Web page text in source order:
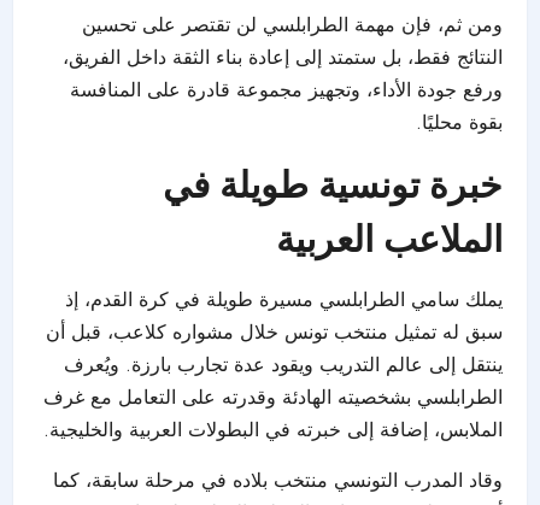
ومن ثم، فإن مهمة الطرابلسي لن تقتصر على تحسين
النتائج فقط، بل ستمتد إلى إعادة بناء الثقة داخل الفريق،
ورفع جودة الأداء، وتجهيز مجموعة قادرة على المنافسة
بقوة محليًا.
خبرة تونسية طويلة في
الملاعب العربية
يملك سامي الطرابلسي مسيرة طويلة في كرة القدم، إذ
سبق له تمثيل منتخب تونس خلال مشواره كلاعب، قبل أن
ينتقل إلى عالم التدريب ويقود عدة تجارب بارزة. ويُعرف
الطرابلسي بشخصيته الهادئة وقدرته على التعامل مع غرف
الملابس، إضافة إلى خبرته في البطولات العربية والخليجية.
وقاد المدرب التونسي منتخب بلاده في مرحلة سابقة، كما